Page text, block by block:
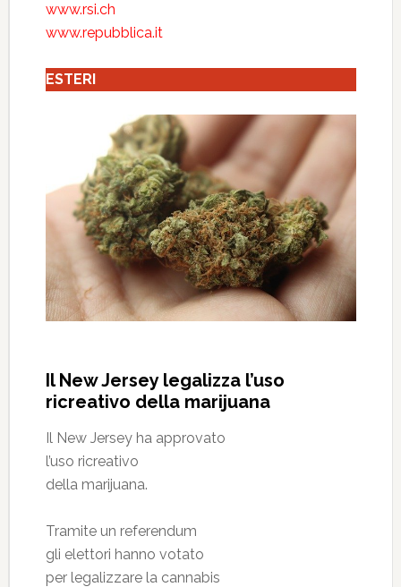
www.rsi.ch
www.repubblica.it
ESTERI
Il New Jersey legalizza l’uso
ricreativo della marijuana
Il New Jersey ha approvato
l’uso ricreativo
della marijuana.
Tramite un referendum
gli elettori hanno votato
per legalizzare la cannabis